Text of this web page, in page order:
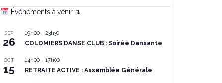
Événements à venir ↴
SEP
26
19h00 - 23h30
COLOMIERS DANSE CLUB : Soirée Dansante
OCT
15
14h00 - 17h00
RETRAITE ACTIVE : Assemblée Générale